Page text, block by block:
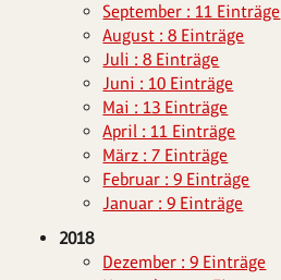
September : 11 Einträge
August : 8 Einträge
Juli : 8 Einträge
Juni : 10 Einträge
Mai : 13 Einträge
April : 11 Einträge
März : 7 Einträge
Februar : 9 Einträge
Januar : 9 Einträge
2018
Dezember : 9 Einträge